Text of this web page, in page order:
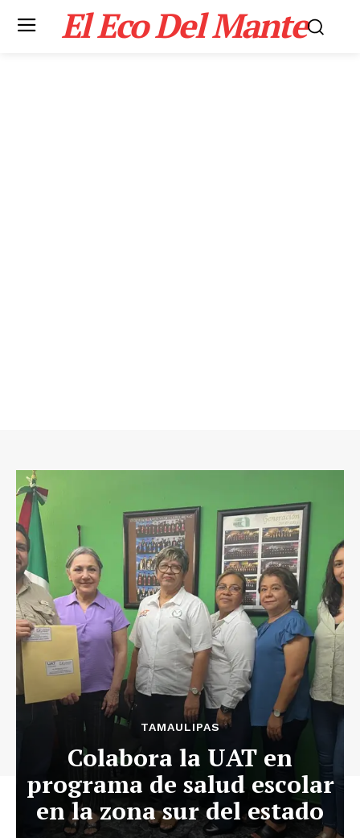
El Eco Del Mante
TAMAULIPAS
Colabora la UAT en
programa de salud escolar
en la zona sur del estado